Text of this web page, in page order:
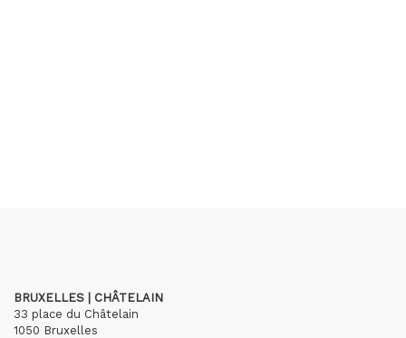
BRUXELLES | CHÂTELAIN
33 place du Châtelain
1050 Bruxelles